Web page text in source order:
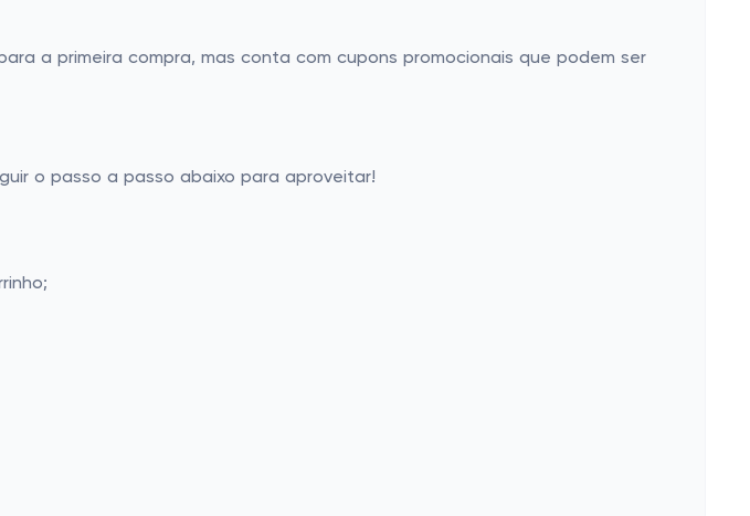
a primeira compra, mas conta com cupons promocionais que podem ser
o passo a passo abaixo para aproveitar!